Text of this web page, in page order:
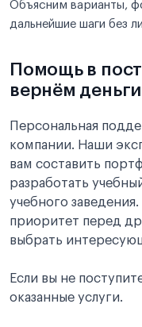
Объясним варианты,
дальнейшие шаги без
Помощь в
вернём деньги
Персональная
компании. Наши
вам составить
разработать
учебного
приоритет перед
выбрать
Если вы не
оказанные услуги.